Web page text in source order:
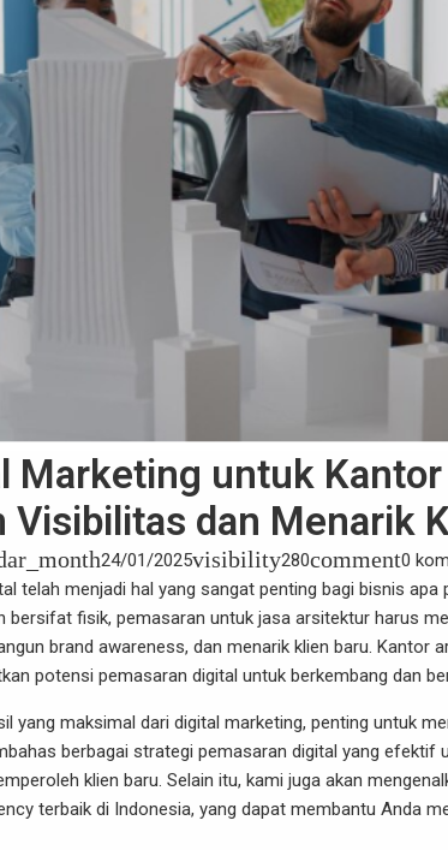
Marketing untuk
dan Menarik
24/01/2025visibility280comment0
telah menjadi hal yang sangat penting bagi bisnis
bersifat fisik, pemasaran untuk jasa arsitektur harus
brand awareness, dan menarik klien baru. Kantor
potensi pemasaran digital untuk berkembang dan
yang maksimal dari digital marketing, penting untuk
berbagai strategi pemasaran digital yang efektif
klien baru. Selain itu, kami juga akan
terbaik di Indonesia, yang dapat membantu Anda